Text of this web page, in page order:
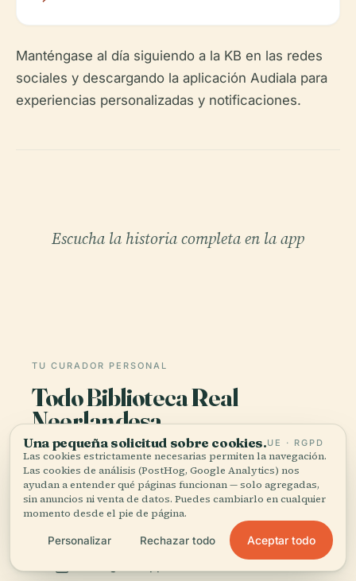
Manténgase al día siguiendo a la KB en las redes
sociales y descargando la aplicación Audiala para
experiencias personalizadas y notificaciones.
Escucha la historia completa en la app
TU CURADOR PERSONAL
Todo Biblioteca Real
Neerlandesa,
bien contado.
Guías de audio para más de 1.100 ciudades en 96
países. Historia, relatos y conocimiento local —
disponibles sin conexión.
Una pequeña solicitud sobre cookies.UE · RGPD
Las cookies estrictamente necesarias permiten la navegación.
Las cookies de análisis (PostHog, Google Analytics) nos
ayudan a entender qué páginas funcionan — solo agregadas,
sin anuncios ni venta de datos. Puedes cambiarlo en cualquier
momento desde el pie de página.
Personalizar Rechazar todo Aceptar todo